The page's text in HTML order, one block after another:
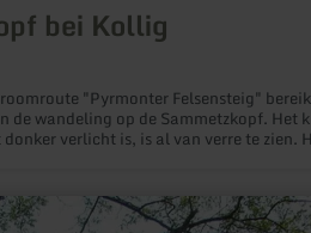
bei Kollig
"Pyrmonter Felsensteig"
de wandeling op de Sammetzkopf. Het
verlicht is, is al van verre te zien.